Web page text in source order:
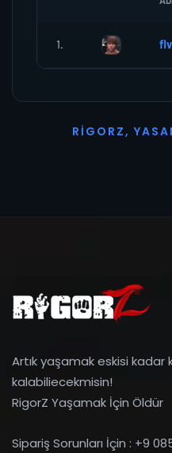
1.
R I G O R Z, YASA
Artık yaşamak eskisi
kalabiliecekmisin!
RigorZ Yaşamak İçin Öldür
Sipariş Sorunları İçin : +9